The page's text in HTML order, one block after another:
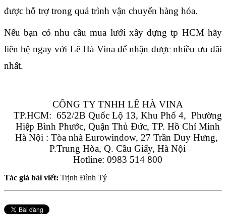
được hỗ trợ trong quá trình vận chuyển hàng hóa.
Nếu bạn có nhu cầu mua lưới xây dựng tp HCM hãy
liên hệ ngay với Lê Hà Vina để nhận được nhiều ưu đãi
nhất.
CÔNG TY TNHH LÊ HÀ VINA
TP.HCM:  652/2B Quốc Lộ 13, Khu Phố 4,  Phường
Hiệp Bình Phước, Quận Thủ Đức, TP. Hồ Chí Minh
Hà Nội : Tòa nhà Eurowindow, 27 Trần Duy Hưng,
P.Trung Hòa, Q. Cầu Giấy, Hà Nội
Hotline: 0983 514 800
Tác giả bài viết: Trịnh Đình Tý